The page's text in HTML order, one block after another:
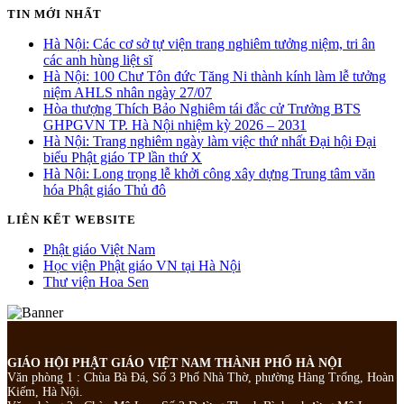
TIN MỚI NHẤT
Hà Nội: Các cơ sở tự viện trang nghiêm tưởng niệm, tri ân
các anh hùng liệt sĩ
Hà Nội: 100 Chư Tôn đức Tăng Ni thành kính làm lễ tưởng
niệm AHLS nhân ngày 27/07
Hòa thượng Thích Bảo Nghiêm tái đắc cử Trưởng BTS
GHPGVN TP. Hà Nội nhiệm kỳ 2026 – 2031
Hà Nội: Trang nghiêm ngày làm việc thứ nhất Đại hội Đại
biểu Phật giáo TP lần thứ X
Hà Nội: Long trọng lễ khởi công xây dựng Trung tâm văn
hóa Phật giáo Thủ đô
LIÊN KẾT WEBSITE
Phật giáo Việt Nam
Học viện Phật giáo VN tại Hà Nội
Thư viện Hoa Sen
GIÁO HỘI PHẬT GIÁO VIỆT NAM THÀNH PHỐ HÀ NỘI
Văn phòng 1 : Chùa Bà Đá, Số 3 Phố Nhà Thờ, phường Hàng Trống, Hoàn
Kiếm, Hà Nội.